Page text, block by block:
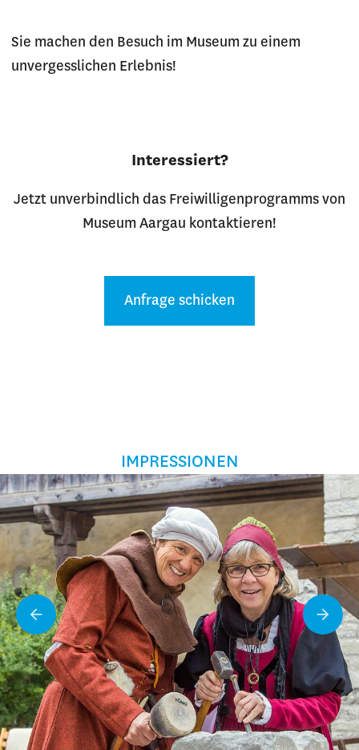
Sie machen den Besuch im Museum zu einem
unvergesslichen Erlebnis!
Interessiert?
Jetzt unverbindlich das Freiwilligenprogramms von
Museum Aargau kontaktieren!
Anfrage schicken
IMPRESSIONEN